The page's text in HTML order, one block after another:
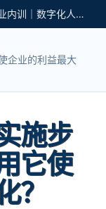
艾威培训｜职业认证培训｜IT技术培训｜企业内训｜数字化人才培养
企业的利益最大
施步
它使
？